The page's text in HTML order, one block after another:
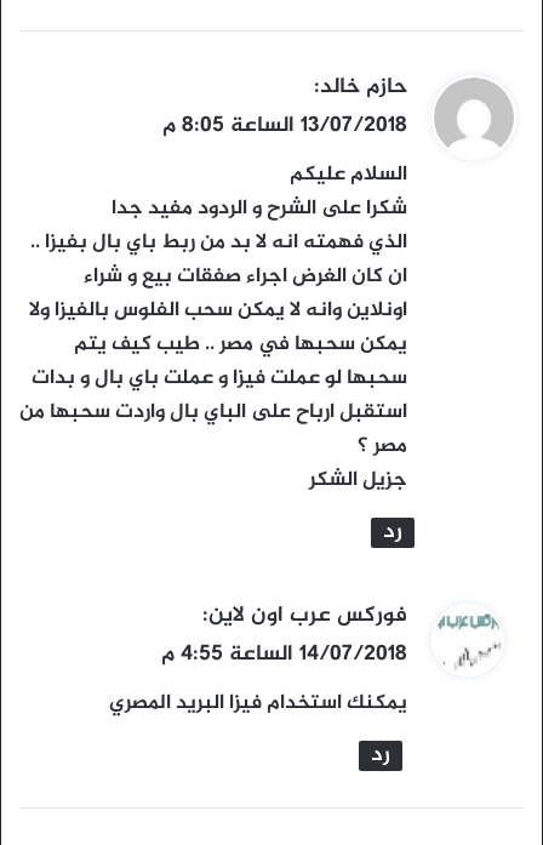
ي
ق
و
ل
حازم خالد:
13/07/2018 الساعة 8:05 م
السلام عليكم
شكرا على الشرح و الردود مفيد جدا
الذي فهمته انه لا بد من ربط باي بال بفيزا ..
ان كان الغرض اجراء صفقات بيع و شراء
اونلاين وانه لا يمكن سحب الفلوس بالفيزا ولا
يمكن سحبها في مصر .. طيب كيف يتم
سحبها لو عملت فيزا و عملت باي بال و بدات
استقبل ارباح على الباي بال واردت سحبها من
مصر ؟
جزيل الشكر
رد
ي
ق
و
ل
فوركس عرب اون لاين:
14/07/2018 الساعة 4:55 م
يمكنك استخدام فيزا البريد المصري
رد